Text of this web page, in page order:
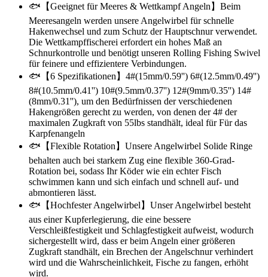
🐟【Geeignet für Meeres & Wettkampf Angeln】Beim
Meeresangeln werden unsere Angelwirbel für schnelle
Hakenwechsel und zum Schutz der Hauptschnur verwendet.
Die Wettkampffischerei erfordert ein hohes Maß an
Schnurkontrolle und benötigt unseren Rolling Fishing Swivel
für feinere und effizientere Verbindungen.
🐟【6 Spezifikationen】4#(15mm/0.59'') 6#(12.5mm/0.49'')
8#(10.5mm/0.41'') 10#(9.5mm/0.37'') 12#(9mm/0.35'') 14#
(8mm/0.31''), um den Bedürfnissen der verschiedenen
Hakengrößen gerecht zu werden, von denen der 4# der
maximalen Zugkraft von 55lbs standhält, ideal für Für das
Karpfenangeln
🐟【Flexible Rotation】Unsere Angelwirbel Solide Ringe
behalten auch bei starkem Zug eine flexible 360-Grad-
Rotation bei, sodass Ihr Köder wie ein echter Fisch
schwimmen kann und sich einfach und schnell auf- und
abmontieren lässt.
🐟【Hochfester Angelwirbel】Unser Angelwirbel besteht
aus einer Kupferlegierung, die eine bessere
Verschleißfestigkeit und Schlagfestigkeit aufweist, wodurch
sichergestellt wird, dass er beim Angeln einer größeren
Zugkraft standhält, ein Brechen der Angelschnur verhindert
wird und die Wahrscheinlichkeit, Fische zu fangen, erhöht
wird.